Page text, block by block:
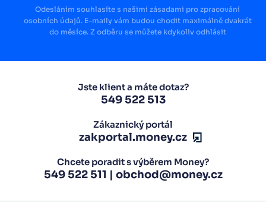
Odesláním souhlasíte s našimi zásadami pro zpracování
osobních údajů. E-maily vám budou chodit maximálně dvakrát
do měsíce. Z odběru se můžete kdykoliv odhlásit
Jste klient a máte dotaz?
549 522 513
Zákaznický portál
zakportal.money.cz
Chcete poradit s výběrem Money?
549 522 511 | obchod@money.cz